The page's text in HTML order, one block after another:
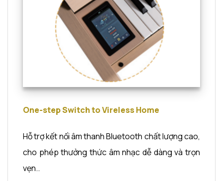
One-step Switch to Vireless Home
Hỗ trợ kết nối âm thanh Bluetooth chất lượng cao,
cho phép thưởng thức âm nhạc dễ dàng và trọn
vẹn..